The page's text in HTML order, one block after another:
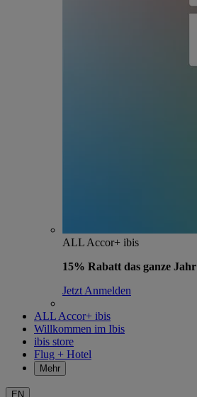
ALL Accor+ ibis
15% Rabatt das ganze Jahr
Jetzt Anmelden
ALL Accor+ ibis
Willkommen im Ibis
ibis store
Flug + Hotel
Mehr
EN